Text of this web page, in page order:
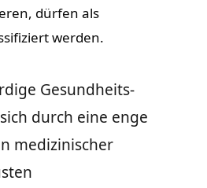
dürfen als
werden.
Gesundheits-
durch eine enge
medizinischer